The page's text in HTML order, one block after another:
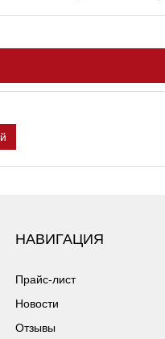
НАВИГАЦИЯ
Прайс-лист
Новости
Отзывы